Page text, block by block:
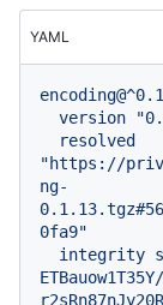
YAML
version
resolved
"https://
ng-
0fa9"
integrity